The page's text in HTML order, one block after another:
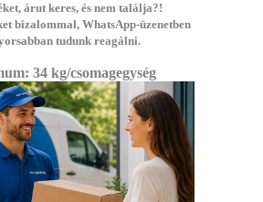
árut keres, és nem találja?!
bizalommal, WhatsApp-üzenetben
tudunk reagálni.
34 kg/csomagegység